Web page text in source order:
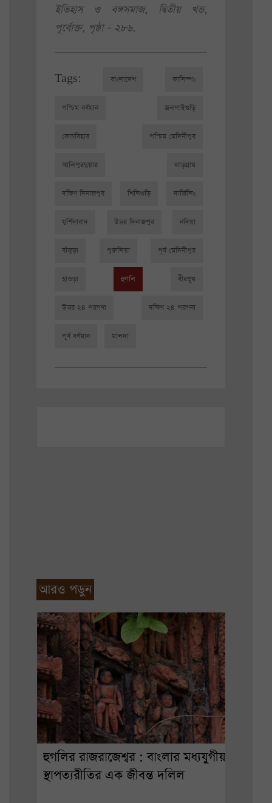
ইতিহাস ও বঙ্গসমাজ, দ্বিতীয় খন্ড,
পূর্বোক্ত, পৃষ্ঠা – ২৮৬.
Tags: বাংলাদেশ কালিম্পং
পশ্চিম বর্ধমান জলপাইগুড়ি
কোচবিহার পশ্চিম মেদিনীপুর
আলিপুরদুয়ার ঝাড়গ্রাম
দক্ষিণ দিনাজপুর শিলিগুড়ি দার্জিলিং
মুর্শিদাবাদ উত্তর দিনাজপুর নদিয়া
বাঁকুড়া পুরুলিয়া পূর্ব মেদিনীপুর
হাওড়া হুগলি বীরভূম
উত্তর ২৪ পরগণা দক্ষিণ ২৪ পরগনা
পূর্ব বর্ধমান মালদা
আরও পড়ুন
হুগলির রাজরাজেশ্বর : বাংলার মধ্যযুগীয়
স্থাপত্যরীতির এক জীবন্ত দলিল